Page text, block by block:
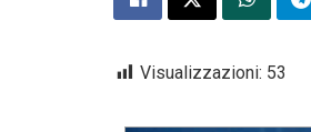
Visualizzazioni: 53